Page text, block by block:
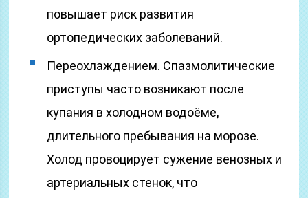
повышает риск развития
ортопедических заболеваний.
Переохлаждением. Спазмолитические
приступы часто возникают после
купания в холодном водоёме,
длительного пребывания на морозе.
Холод провоцирует сужение венозных и
артериальных стенок, что